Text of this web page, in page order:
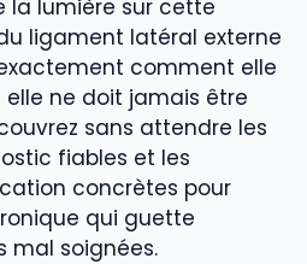
lumière sur cette
ligament latéral externe
comment elle
ne doit jamais être
sans attendre les
fiables et les
concrètes pour
qui guette
mal soignées.